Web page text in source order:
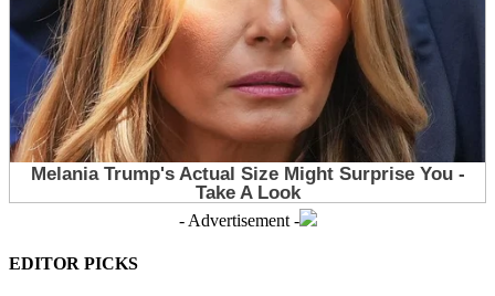
- Advertisement -
EDITOR PICKS